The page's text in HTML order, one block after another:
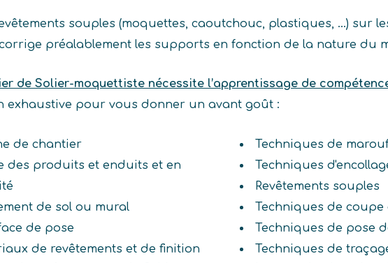
souples (moquettes, caoutchouc, plastiques, …) sur
préalablement les supports en fonction de la nature du
de Solier-moquettiste nécessite l’apprentissage de
exhaustive pour vous donner un avant goût :
de chantier
des produits et enduits et en
de sol ou mural
de pose
de revêtements et de finition
Techniques de
Techniques
Revêtements souples
Techniques de coupe
Techniques de pose
Techniques de